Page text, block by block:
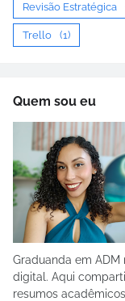
Revisão Estratégica
Trello (1)
Quem sou eu
Graduanda em ADM
digital. Aqui
resumos